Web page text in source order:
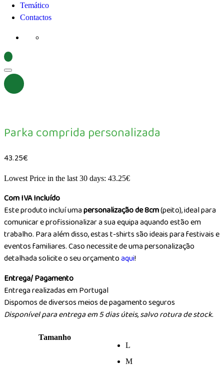
Temático
Contactos
Parka comprida personalizada
43.25€
Lowest Price in the last 30 days: 43.25€
Com IVA Incluído
Este produto incluí umapersonalização de 8cm(peito), ideal para
comunicar e profissionalizar a sua equipa aquando estão em
trabalho. Para além disso, estas t-shirts são ideais para festivais e
eventos familiares. Caso necessite de uma personalização
detalhada solicite o seu orçamentoaqui!
Entrega/ Pagamento
Entrega realizadas em Portugal
Dispomos de diversos meios de pagamento seguros
Disponível para entrega em 5 dias úteis, salvo rotura de stock.
Tamanho
L
M